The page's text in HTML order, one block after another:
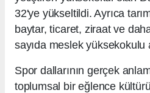
32'ye yükseltildi. Ayrıca
baytar, ticaret, ziraat ve
sayıda meslek yüksekokulu
Spor dallarının gerçek
toplumsal bir eğlence